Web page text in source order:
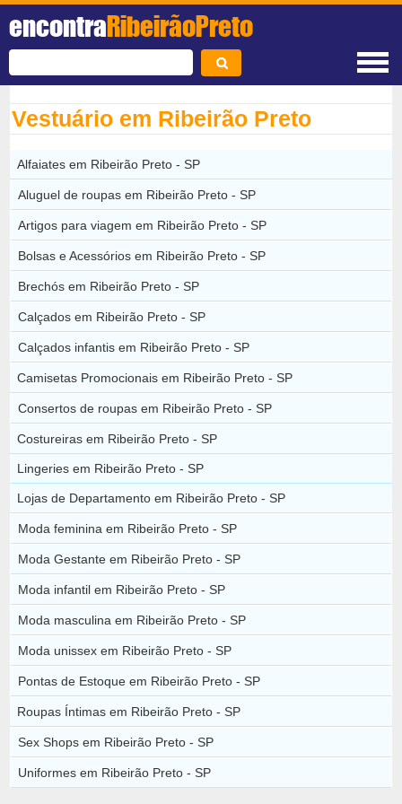
encontraRibeirãoPreto
Vestuário em Ribeirão Preto
Alfaiates em Ribeirão Preto - SP
Aluguel de roupas em Ribeirão Preto - SP
Artigos para viagem em Ribeirão Preto - SP
Bolsas e Acessórios em Ribeirão Preto - SP
Brechós em Ribeirão Preto - SP
Calçados em Ribeirão Preto - SP
Calçados infantis em Ribeirão Preto - SP
Camisetas Promocionais em Ribeirão Preto - SP
Consertos de roupas em Ribeirão Preto - SP
Costureiras em Ribeirão Preto - SP
Lingeries em Ribeirão Preto - SP
Lojas de Departamento em Ribeirão Preto - SP
Moda feminina em Ribeirão Preto - SP
Moda Gestante em Ribeirão Preto - SP
Moda infantil em Ribeirão Preto - SP
Moda masculina em Ribeirão Preto - SP
Moda unissex em Ribeirão Preto - SP
Pontas de Estoque em Ribeirão Preto - SP
Roupas Íntimas em Ribeirão Preto - SP
Sex Shops em Ribeirão Preto - SP
Uniformes em Ribeirão Preto - SP